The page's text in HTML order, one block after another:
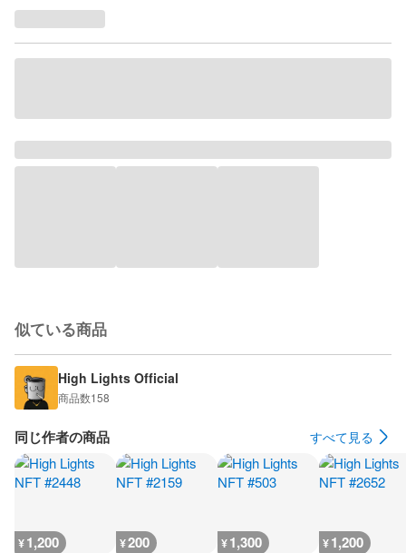
似ている商品
High Lights Official
商品数158
同じ作者の商品 すべて見る
¥1,200 ¥200 ¥1,300 ¥1,200